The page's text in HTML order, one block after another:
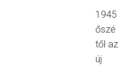
1945
őszé
től az
új